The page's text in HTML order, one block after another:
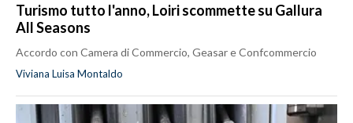
Turismo tutto l'anno, Loiri scommette su Gallura
All Seasons
Accordo con Camera di Commercio, Geasar e Confcommercio
Viviana Luisa Montaldo